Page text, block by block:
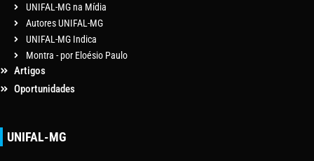
UNIFAL-MG na Mídia
Autores UNIFAL-MG
UNIFAL-MG Indica
Montra - por Eloésio Paulo
Artigos
Oportunidades
UNIFAL-MG